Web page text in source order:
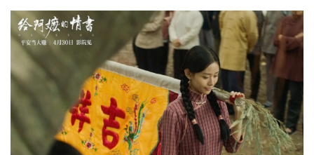
Du lịch
Tư vấn
Săn Tour
Podcast
Câu chuyện thời sự
Đọc truyện đêm khuya
Cửa sổ tình yêu
Kể chuyện cho bé
Hạt giống tâm hồn